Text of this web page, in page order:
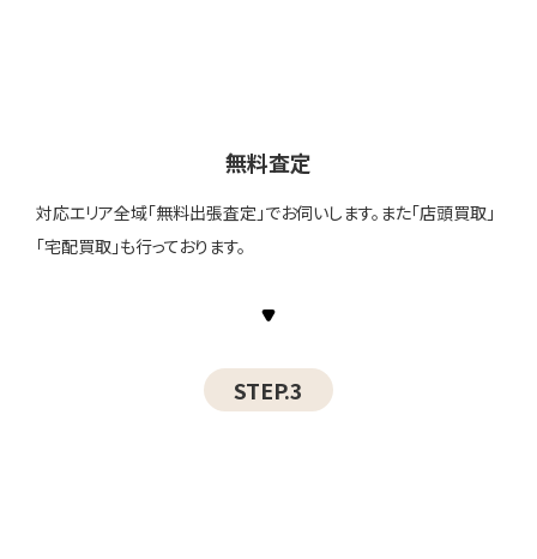
無料査定
対応エリア全域「無料出張査定」でお伺いします。また「店頭買取」
「宅配買取」も行っております。
STEP.3